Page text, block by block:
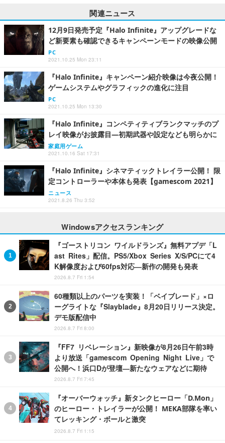
関連ニュース
12月9日発売予定『Halo Infinite』アップグレードな
ど新要素も確認できるキャンペーンモードの映像公開
PC
2021.10.25 Mon 23:11
『Halo Infinite』キャンペーン紹介映像は今夜公開！
ゲームシステムやグラフィックの進化に注目
PC
2021.10.25 Mon 13:30
『Halo Infinite』コンペティティブランクマッチのプ
レイ映像がお披露目―初期武器や設定なども明らかに
家庭用ゲーム
2021.10.16 Sat 17:31
『Halo Infinite』シネマティックトレイラー公開！ 限
定コントローラーや本体も発表【gamescom 2021】
ニュース
2021.8.26 Thu 3:52
Windowsアクセスランキング
『ゴーストリコン ワイルドランズ』無料アプデ「L
ast Rites」配信。PS5/Xbox Series X/S/PCにて4
K解像度および60fps対応―新作の開発も発表
2026.8.7 Fri 1:54
60種類以上のパーツを実装！「ベイブレード」×ロ
ーグライトな『Slayblade』8月20日リリース決定。
デモ版配信中
2026.8.7 Fri 8:00
『FF7 リベレーション』新映像が8月26日午前3時
より放送「gamescom Opening Night Live」で
公開へ！浜口Dが登壇―新たなウェアなどに期待
2026.8.7 Fri 7:45
『オーバーウォッチ』新タンクヒーロー「D.Mon」
のヒーロー・トレイラーが公開！ MEKA部隊を率い
てレッキング・ボールと激突
2026.8.7 Fri 1:15